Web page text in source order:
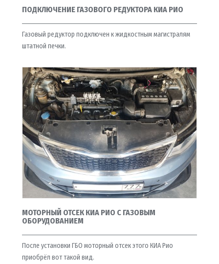
ПОДКЛЮЧЕНИЕ ГАЗОВОГО РЕДУКТОРА КИА РИО
Газовый редуктор подключен к жидкостным магистралям
штатной печки.
МОТОРНЫЙ ОТСЕК КИА РИО С ГАЗОВЫМ
ОБОРУДОВАНИЕМ
После установки ГБО моторный отсек этого КИА Рио
приобрёл вот такой вид.